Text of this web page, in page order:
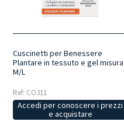
Cuscinetti per Benessere
Plantare in tessuto e gel misura
M/L
Ref: CO311
Accedi per conoscere i prezzi
e acquistare